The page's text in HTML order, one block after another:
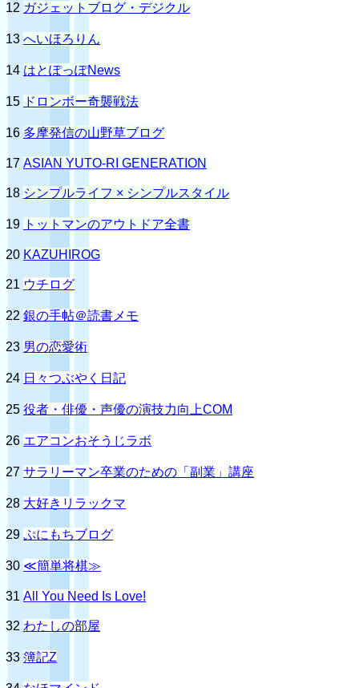
12 ガジェットブログ・デジクル
13 へいほろりん
14 はとぽっぽNews
15 ドロンボー奇襲戦法
16 多摩発信の山野草ブログ
17 ASIAN YUTO-RI GENERATION
18 シンプルライフ × シンプルスタイル
19 トットマンのアウトドア全書
20 KAZUHIROG
21 ウチログ
22 銀の手帖＠読書メモ
23 男の恋愛術
24 日々つぶやく日記
25 役者・俳優・声優の演技力向上COM
26 エアコンおそうじラボ
27 サラリーマン卒業のための「副業」講座
28 大好きリラックマ
29 ぷにもちブログ
30 ≪簡単将棋≫
31 All You Need Is Love!
32 わたしの部屋
33 簿記Z